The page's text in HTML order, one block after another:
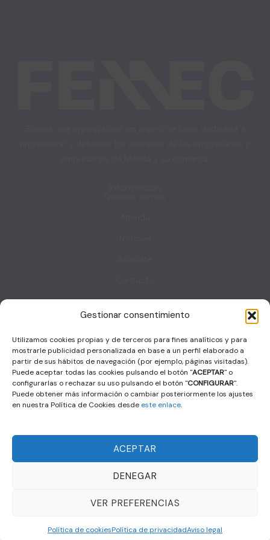
Gestionar consentimiento
Utilizamos cookies propias y de terceros para fines analíticos y para
mostrarle publicidad personalizada en base a un perfil elaborado a
partir de sus hábitos de navegación (por ejemplo, páginas visitadas).
Puede aceptar todas las cookies pulsando el botón "ACEPTAR" o
configurarlas o rechazar su uso pulsando el botón "CONFIGURAR".
Puede obtener más información o cambiar posteriormente los ajustes
en nuestra Política de Cookies desde este enlace.
ACEPTAR
DENEGAR
VER PREFERENCIAS
Política de cookiesPolítica de privacidadAviso legal
Contacto
coordinacion@femec.es
F
a
c
e
b
o
o
k
X
-
t
w
i
t
t
e
r
I
n
s
t
a
g
r
a
m
L
i
n
k
e
d
i
n
Con la colaboración de: